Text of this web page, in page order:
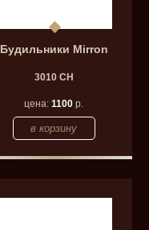
Будильники Mirron
3010 СН
цена:1100 р.